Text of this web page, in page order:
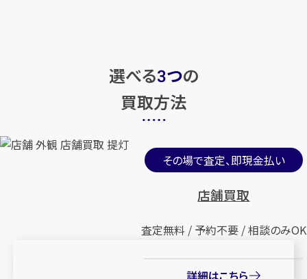
選べる3つの
買取方法
その場で査定、即現金払い
店舗買取
査定無料 / 予約不要 / 相談のみOK
詳細はこちら